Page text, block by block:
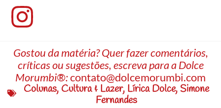
Gostou da matéria? Quer fazer comentários,
críticas ou sugestões, escreva para a Dolce
Morumbi®:contato@dolcemorumbi.com
Colunas, Cultura & Lazer, Lírica Dolce, Simone
Fernandes